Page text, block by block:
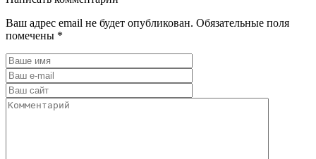
Ваш адрес email не будет опубликован. Обязательные поля
помечены *